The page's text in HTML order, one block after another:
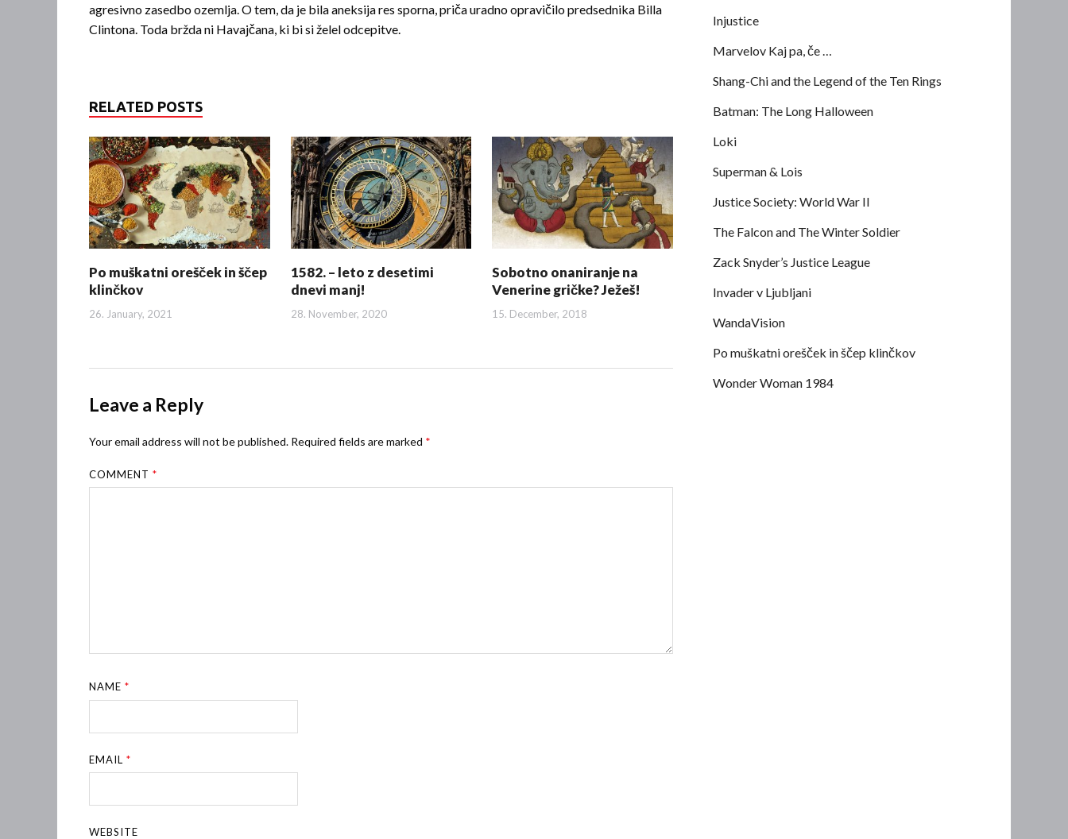
agresivno zasedbo ozemlja. O tem, da je bila aneksija res sporna, priča uradno opravičilo predsednika Billa
Clintona. Toda bržda ni Havajčana, ki bi si želel odcepitve.
RELATED POSTS
Po muškatni orešček in ščep
klinčkov
26. January, 2021
1582. – leto z desetimi
dnevi manj!
28. November, 2020
Sobotno onaniranje na
Venerine gričke? Ježeš!
15. December, 2018
Leave a Reply
Your email address will not be published. Required fields are marked *
COMMENT*
NAME*
EMAIL*
WEBSITE
Injustice
Marvelov Kaj pa, če …
Shang-Chi and the Legend of the Ten Rings
Batman: The Long Halloween
Loki
Superman & Lois
Justice Society: World War II
The Falcon and The Winter Soldier
Zack Snyder’s Justice League
Invader v Ljubljani
WandaVision
Po muškatni orešček in ščep klinčkov
Wonder Woman 1984